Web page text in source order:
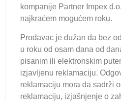
kompanije Partner Impex
najkraćem mogućem roku.
Prodavac je dužan da bez
u roku od osam dana od
pisanim ili elektronskim
izjavljenu reklamaciju.
reklamaciju mora da sadrži
reklamaciju, izjašnjenje o